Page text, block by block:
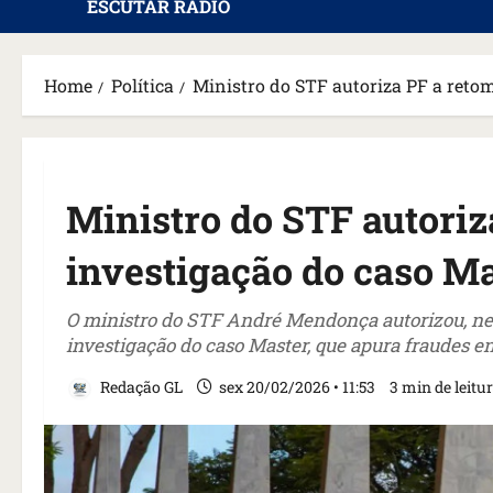
ESCUTAR RÁDIO
Home Política Ministro do STF autoriza PF a
Ministro do STF
investigação do caso
O ministro do STF André Mendonça autorizou,
investigação do caso Master, que apura fraudes
Redação GL sex 20/02/2026 • 11:53 3 min de